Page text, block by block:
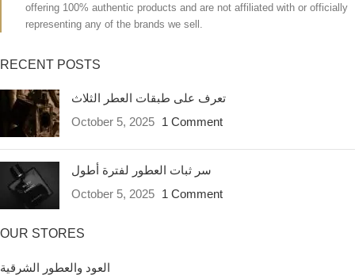
offering 100% authentic products and are not affiliated with or officially
representing any of the brands we sell.
RECENT POSTS
تعرف على طبقات العطر الثلاث
October 5, 2025 1 Comment
سر ثبات العطور لفترة أطول
October 5, 2025 1 Comment
OUR STORES
العود والعطور الشرقية